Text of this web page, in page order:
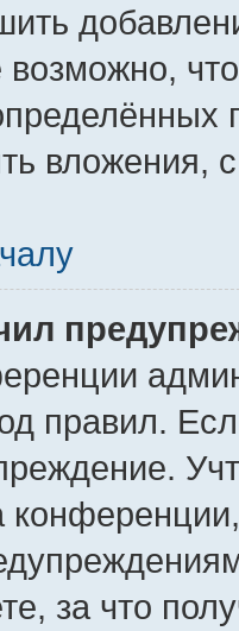
вложения,
правил.
за что